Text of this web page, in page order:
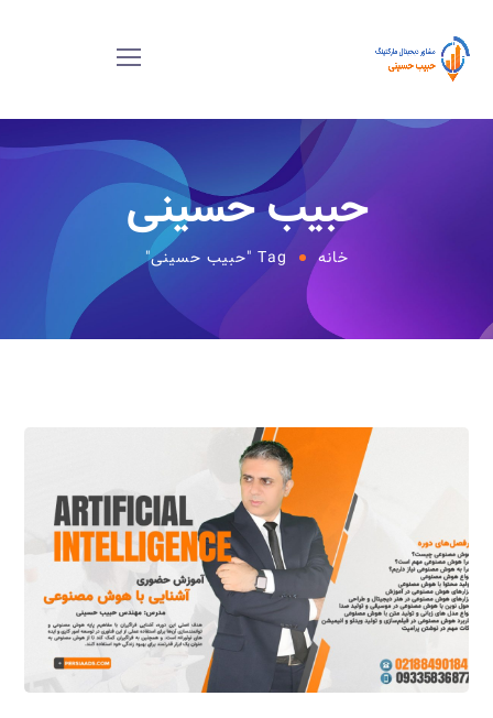
حبیب حسینی
خانه Tag "حبیب حسینی"